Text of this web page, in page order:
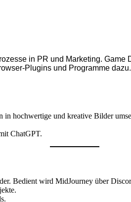
in PR und Marketing.
Plugins und Programme
hochwertige und kreative Bilder
ChatGPT.
Bedient wird MidJourney über